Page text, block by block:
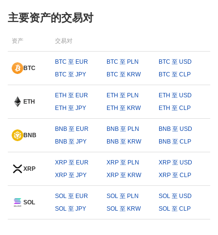
主要资产的交易对
资产 交易对
BTC
BTC 至 EUR BTC 至 PLN
BTC 至 USD
BTC 至 JPY
BTC 至 KRW BTC 至 CLP
ETH
ETH 至 EUR ETH 至 PLN
ETH 至 USD
ETH 至 JPY
ETH 至 KRW ETH 至 CLP
BNB
BNB 至 EUR BNB 至 PLN
BNB 至 USD
BNB 至 JPY
BNB 至 KRW BNB 至 CLP
XRP
XRP 至 EUR XRP 至 PLN
XRP 至 USD
XRP 至 JPY
XRP 至 KRW XRP 至 CLP
SOL
SOL 至 EUR SOL 至 PLN
SOL 至 USD
SOL 至 JPY
SOL 至 KRW SOL 至 CLP